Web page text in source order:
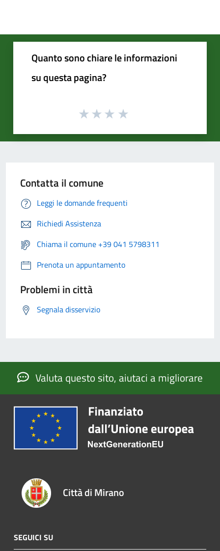
Quanto sono chiare le informazioni
su questa pagina?
Contatta il comune
Leggi le domande frequenti
Richiedi Assistenza
Chiama il comune +39 041 5798311
Prenota un appuntamento
Problemi in città
Segnala disservizio
Valuta questo sito, aiutaci a migliorare
Città di Mirano
SEGUICI SU